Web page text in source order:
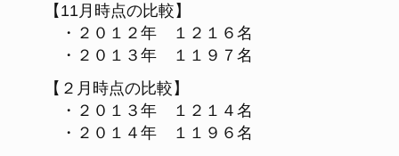
【11月時点の比較】
・２０１２年 １２１６名
・２０１３年 １１９７名
【２月時点の比較】
・２０１３年 １２１４名
・２０１４年 １１９６名